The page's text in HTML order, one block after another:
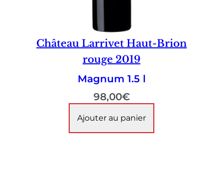
Château Larrivet Haut-Brion
rouge 2019
Magnum 1.5 l
98,00€
Ajouter au panier